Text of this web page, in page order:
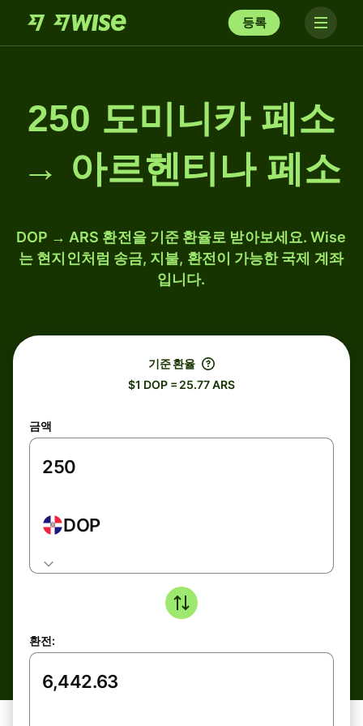
등록
250 도미니카 페소
→ 아르헨티나 페소
DOP → ARS 환전을 기준 환율로 받아보세요. Wise
는 현지인처럼 송금, 지불, 환전이 가능한 국제 계좌
입니다.
기준 환율
$1 DOP = 25.77 ARS
금액
DOP
환전: